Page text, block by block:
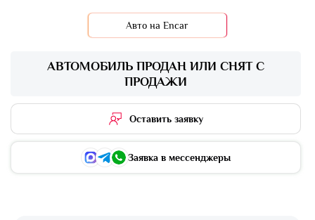
АВТОМОБИЛЬ ПРОДАН ИЛИ СНЯТ С
ПРОДАЖИ
Оставить заявку
Заявка в мессенджеры
Авто на Encar